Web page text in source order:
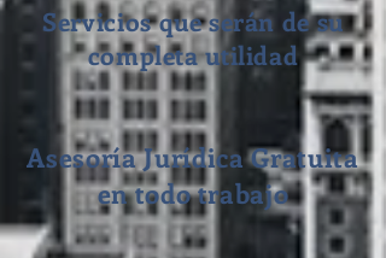
Servicios queserán de su
completa utilidad
Asesoría Jurídica Gratuita
en todo trabajo